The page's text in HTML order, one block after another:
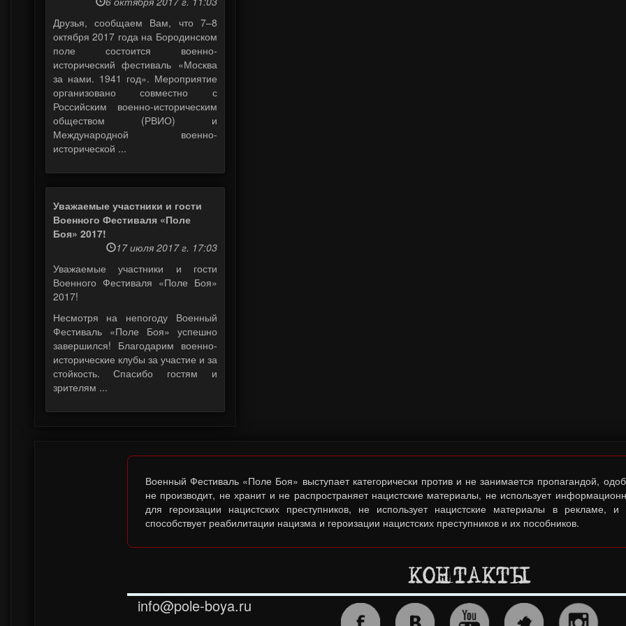
Друзья, сообщаем Вам, что 7–8
октября 2017 года на Бородинском
поле состоится военно-
исторический фестиваль «Москва
за нами. 1941 год». Мероприятие
организовано совместно с
Российским военно-историческим
обществом (РВИО) и
Международной военно-
исторической ...
Уважаемые участники и гости
Военного Фестиваля «Поле
Боя» 2017!
17 июля 2017 г. 17:03
Уважаемые участники и гости
Военного Фестиваля «Поле Боя»
2017!
Несмотря на непогоду Военный
Фестиваль «Поле Боя» успешно
завершился! Благодарим военно-
исторические клубы за участие и за
стойкость. Спасибо гостям и
зрителям ...
Военный Фестиваль «Поле Боя» выступает категорически против и не занимается пропагандой,
не производит, не хранит и не распространяет нацистские материалы, не использует
для героизации нацистских преступников, не использует нацистские материалы в рекламе,
способствует реабилитации нацизма и героизации нацистских преступников и их пособников.
КОНТАКТЫ
info@pole-boya.ru